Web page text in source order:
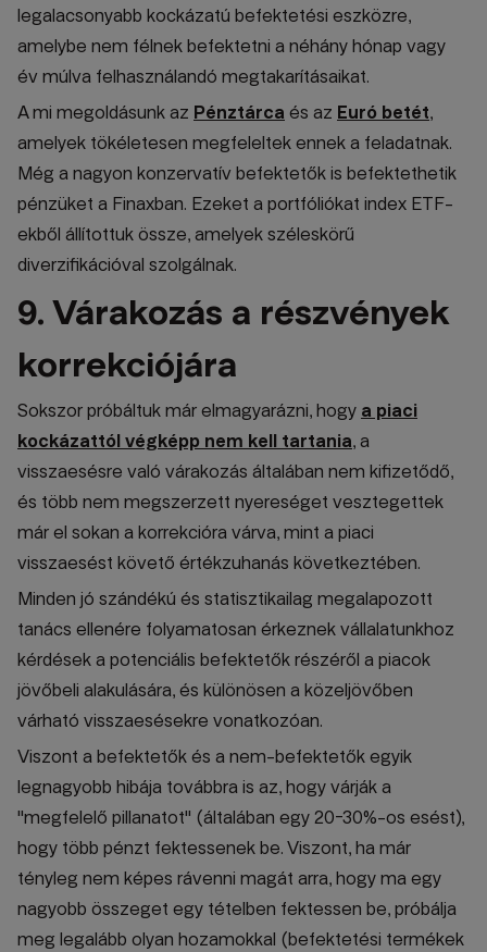
legalacsonyabb kockázatú befektetési eszközre,
amelybe nem félnek befektetni a néhány hónap vagy
év múlva felhasználandó megtakarításaikat.
A mi megoldásunk az Pénztárca és az Euró betét,
amelyek tökéletesen megfeleltek ennek a feladatnak.
Még a nagyon konzervatív befektetők is befektethetik
pénzüket a Finaxban. Ezeket a portfóliókat index ETF-
ekből állítottuk össze, amelyek széleskörű
diverzifikációval szolgálnak.
9. Várakozás a részvények
korrekciójára
Sokszor próbáltuk már elmagyarázni, hogy a piaci
kockázattól végképp nem kell tartania, a
visszaesésre való várakozás általában nem kifizetődő,
és több nem megszerzett nyereséget vesztegettek
már el sokan a korrekcióra várva, mint a piaci
visszaesést követő értékzuhanás következtében.
Minden jó szándékú és statisztikailag megalapozott
tanács ellenére folyamatosan érkeznek vállalatunkhoz
kérdések a potenciális befektetők részéről a piacok
jövőbeli alakulására, és különösen a közeljövőben
várható visszaesésekre vonatkozóan.
Viszont a befektetők és a nem-befektetők egyik
legnagyobb hibája továbbra is az, hogy várják a
"megfelelő pillanatot" (általában egy 20-30%-os esést),
hogy több pénzt fektessenek be. Viszont, ha már
tényleg nem képes rávenni magát arra, hogy ma egy
nagyobb összeget egy tételben fektessen be, próbálja
meg legalább olyan hozamokkal (befektetési termékek